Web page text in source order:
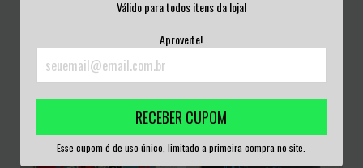
Válido para todos itens da loja!
Aproveite!
RECEBER CUPOM
Esse cupom é de uso único, limitado a primeira compra no site.
VINIL NACION...
R$220,00